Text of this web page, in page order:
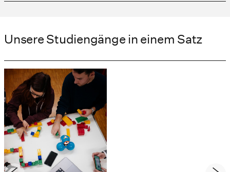
Unsere Studiengänge in einem Satz